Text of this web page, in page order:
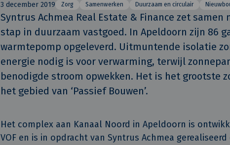
3 december 2019 Zorg Samenwerken Duurzaam en circulair
Syntrus Achmea Real Estate & Finance zet samen
stap in duurzaam vastgoed. In Apeldoorn zijn 86
warmtepomp opgeleverd. Uitmuntende isolatie
energie nodig is voor verwarming, terwijl
benodigde stroom opwekken. Het is het grootste
het gebied van ‘Passief Bouwen’.
Het complex aan Kanaal Noord in Apeldoorn is
VOF en is in opdracht van Syntrus Achmea